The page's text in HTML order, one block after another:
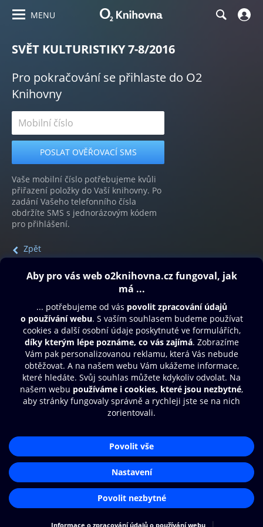
MENU
SVĚT KULTURISTIKY 7-8/2016
Pro pokračování se přihlaste do O2
Knihovny
Vaše mobilní číslo potřebujeme kvůli
přiřazení položky do Vaší knihovny. Po
zadání Vašeho telefonního čísla
obdržíte SMS s jednorázovým kódem
pro přihlášení.
Zpět
Obsah ke stažení
Moje O2 Knihovna
Další zábava
© O2 Czech Republic a.s.
Přístupnost
Zásady zpracování osobních údajů
Nastavení cookies
Aplikace O2 Knihovna
Čti a poslouchej své e-knihy a
audioknihy rychleji a pohodlněji.